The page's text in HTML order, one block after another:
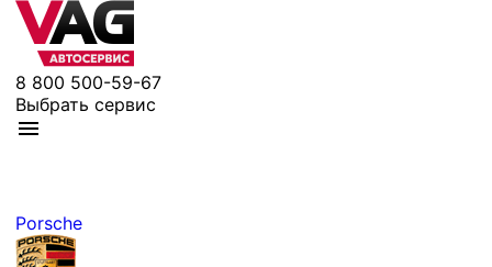
8 800 500-59-67
Выбрать сервис
Porsche